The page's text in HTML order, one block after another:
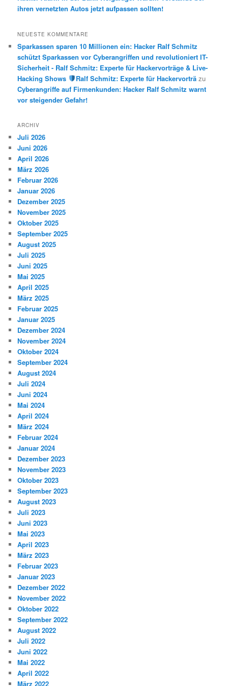
ihren vernetzten Autos jetzt aufpassen sollten!
NEUESTE KOMMENTARE
Sparkassen sparen 10 Millionen ein: Hacker Ralf Schmitz
schützt Sparkassen vor Cyberangriffen und revolutioniert IT-
Sicherheit - Ralf Schmitz: Experte für Hackervorträge & Live-
Hacking Shows
Ralf Schmitz: Experte für Hackervorträzu
Cyberangriffe auf Firmenkunden: Hacker Ralf Schmitz warnt
vor steigender Gefahr!
ARCHIV
Juli 2026
Juni 2026
April 2026
März 2026
Februar 2026
Januar 2026
Dezember 2025
November 2025
Oktober 2025
September 2025
August 2025
Juli 2025
Juni 2025
Mai 2025
April 2025
März 2025
Februar 2025
Januar 2025
Dezember 2024
November 2024
Oktober 2024
September 2024
August 2024
Juli 2024
Juni 2024
Mai 2024
April 2024
März 2024
Februar 2024
Januar 2024
Dezember 2023
November 2023
Oktober 2023
September 2023
August 2023
Juli 2023
Juni 2023
Mai 2023
April 2023
März 2023
Februar 2023
Januar 2023
Dezember 2022
November 2022
Oktober 2022
September 2022
August 2022
Juli 2022
Juni 2022
Mai 2022
April 2022
März 2022